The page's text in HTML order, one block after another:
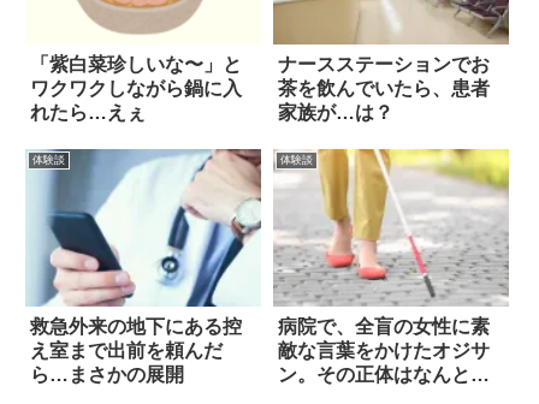
「紫白菜珍しいな〜」と
ワクワクしながら鍋に入
れたら…えぇ
ナースステーションでお
茶を飲んでいたら、患者
家族が…は？
体験談
救急外来の地下にある控
え室まで出前を頼んだ
ら…まさかの展開
体験談
病院で、全盲の女性に素
敵な言葉をかけたオジサ
ン。その正体はなんと…